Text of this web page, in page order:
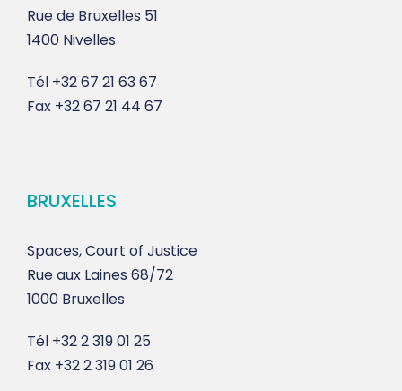
Rue de Bruxelles 51
1400 Nivelles
Tél +32 67 21 63 67
Fax +32 67 21 44 67
BRUXELLES
Spaces, Court of Justice
Rue aux Laines 68/72
1000 Bruxelles
Tél +32 2 319 01 25
Fax +32 2 319 01 26